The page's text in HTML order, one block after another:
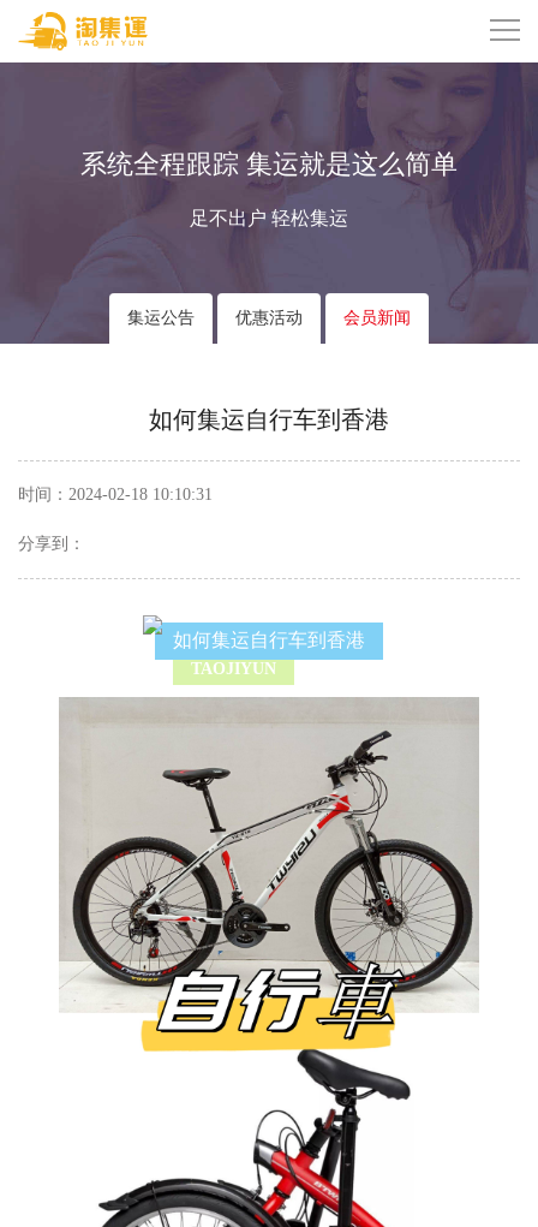
系统全程跟踪 集运就是这么简单
足不出户 轻松集运
集运公告 优惠活动 会员新闻
如何集运自行车到香港
时间：2024-02-18 10:10:31
分享到：
如何集运自行车到香港
TAOJIYUN